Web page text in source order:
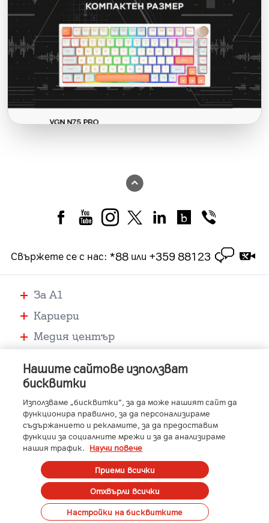
Сметка Контакти Общи условия
Управление на лични данни
Карти на покритие
Профилактики и аварии
Свържете се с нас: *88 или +359 88123
За А1
Кариери
Медия център
Устройства
Услуги
A1 Austria - A1 Croatia - A1 Serbia - A1 Belarus
A1 Bulgaria - A1 Macedonia -
Member of A1 Group
Copyright © 2023 A1 Bulgaria. Protected by reCAPTCHA
Нашите сайтове използват
бисквитки
Използваме „бисквитки“, за да може нашият сайт да
функционира правилно, за да персонализираме
съдържанието и рекламите, за да предоставим
функции за социалните мрежи и за да анализираме
нашия трафик. Научи повече
Настройки на бисквитките
Отхвърли всички
Приеми всички